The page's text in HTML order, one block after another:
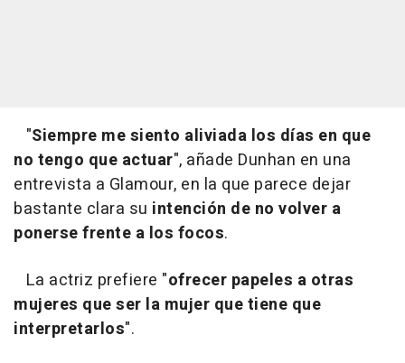
"Siempre me siento aliviada los días en que
no tengo que actuar", añade Dunhan en una
entrevista a Glamour, en la que parece dejar
bastante clara su intención de no volver a
ponerse frente a los focos.
La actriz prefiere "ofrecer papeles a otras
mujeres que ser la mujer que tiene que
interpretarlos".